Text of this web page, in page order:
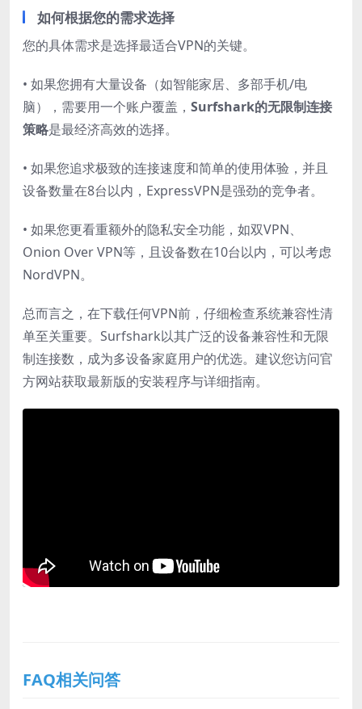
如何根据您的需求选择
您的具体需求是选择最适合VPN的关键。
• 如果您拥有大量设备（如智能家居、多部手机/电
脑），需要用一个账户覆盖， Surfshark的无限制连接
策略是最经济高效的选择。
• 如果您追求极致的连接速度和简单的使用体验，并且
设备数量在8台以内，ExpressVPN是强劲的竞争者。
• 如果您更看重额外的隐私安全功能，如双VPN、
Onion Over VPN等，且设备数在10台以内，可以考虑
NordVPN。
总而言之，在下载任何VPN前，仔细检查系统兼容性清
单至关重要。Surfshark以其广泛的设备兼容性和无限
制连接数，成为多设备家庭用户的优选。建议您访问官
方网站获取最新版的安装程序与详细指南。
FAQ相关问答